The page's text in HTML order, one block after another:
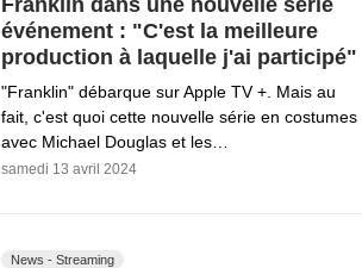
Franklin dans une nouvelle série
événement : "C'est la meilleure
production à laquelle j'ai participé"
"Franklin" débarque sur Apple TV +. Mais au
fait, c'est quoi cette nouvelle série en costumes
avec Michael Douglas et les…
samedi 13 avril 2024
News - Streaming